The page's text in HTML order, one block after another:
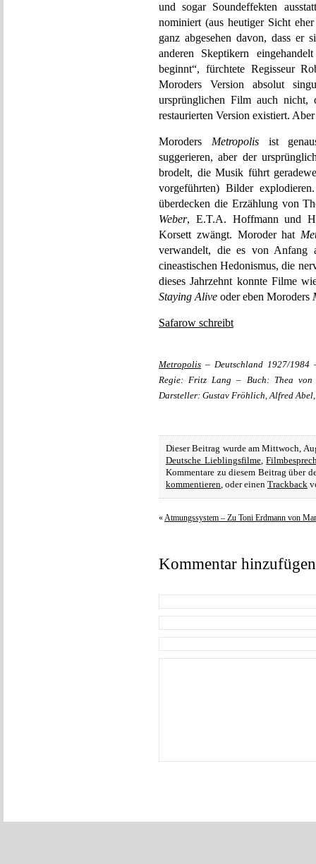
und sogar Soundeffekten
nominiert (aus heutiger Sicht
ganz abgesehen davon, dass
anderen Skeptikern
beginnt“, fürchtete Regisseur
Moroders Version absolut
ursprünglichen Film auch nicht,
restaurierten Version existiert.
Moroders Metropolisist
suggerieren, aber der
brodelt, die Musik führt
vorgeführten) Bilder
überdecken die Erzählung von
Weber, E.T.A. Hoffmann und
Korsett zwängt. Moroder hat
verwandelt, die es von Anfang
cineastischen Hedonismus, die
dieses Jahrzehnt konnte Filme
Staying Alive oder eben Moroders
Safarow schreibt
Metropolis – Deutschland 1927/
Regie: Fritz Lang – Buch: Thea
Darsteller: Gustav Fröhlich, Alfred
Dieser Beitrag wurde am Mittwoch,
Deutsche Lieblingsfilme,
Kommentare zu diesem Beitrag über
kommentieren, oder einen Trackback
«Atmungssystem – Zu Toni Erdmann von
Kommentar hinzufügen